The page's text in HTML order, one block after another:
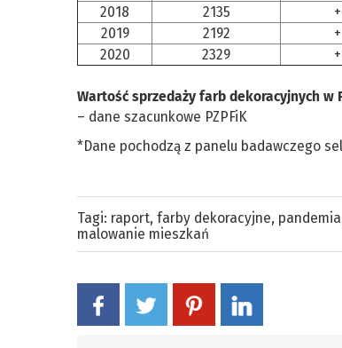
2018
2135
2019
2192
2020
2329
Wartość sprzedaży farb dekoracyjnych w
– dane szacunkowe PZPFiK
*Dane pochodzą z panelu badawczego
Tagi: raport, farby dekoracyjne, pandemia
malowanie mieszkań